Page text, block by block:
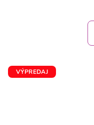
VÝPREDAJ